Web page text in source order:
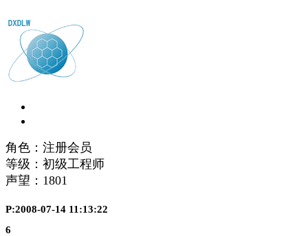
角色：注册会员
等级：初级工程师
声望： 1801
P:2008-07-14 11:13:22
6